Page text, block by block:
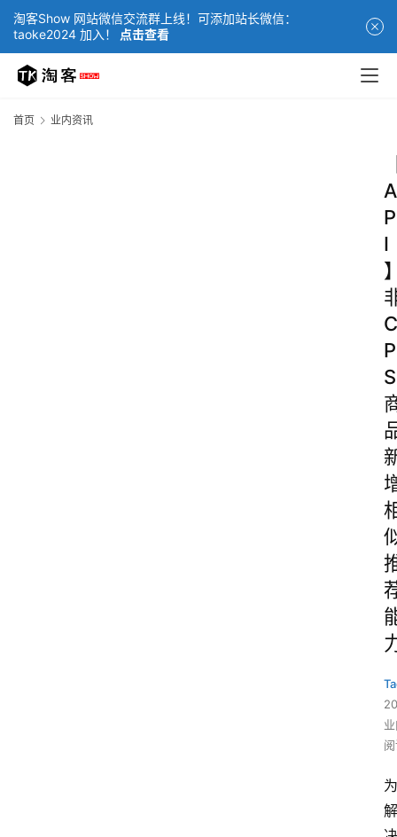
淘客Show 网站微信交流群上线！可添加站长微信：
taoke2024 加入！
点击查看
首页 业内资讯
A
P
I
C
P
S
为
解